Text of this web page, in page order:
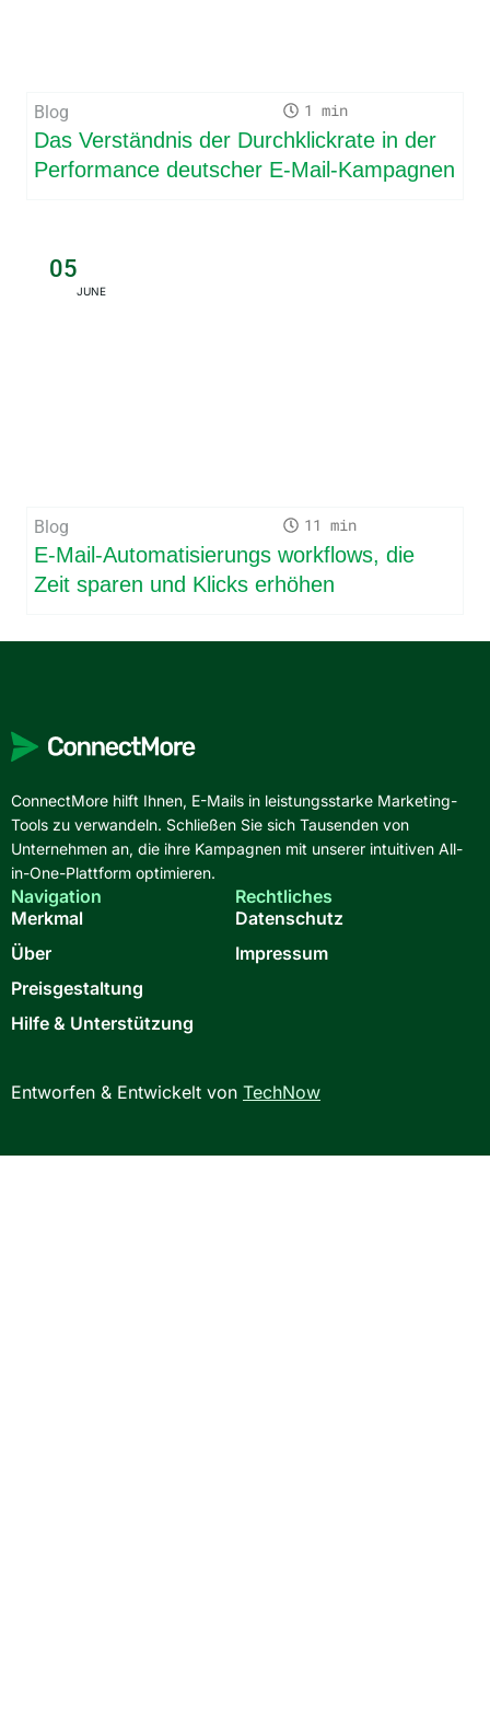
Blog 1
Das Verständnis der Durchklickrate in der
Performance deutscher E-Mail-Kampagnen
05
JUNE
Blog 11
E-Mail-Automatisierungs workflows, die
Zeit sparen und Klicks erhöhen
ConnectMore hilft Ihnen, E-Mails in leistungsstarke Marketing-
Tools zu verwandeln. Schließen Sie sich Tausenden von
Unternehmen an, die ihre Kampagnen mit unserer intuitiven All-
in-One-Plattform optimieren.
Navigation
Merkmal
Über
Preisgestaltung
Hilfe & Unterstützung
Rechtliches
Datenschutz
Impressum
Entworfen & Entwickelt von TechNow